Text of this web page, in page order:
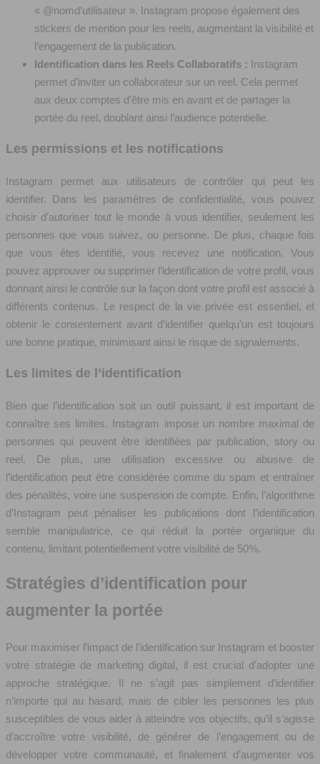
« @nomd’utilisateur ». Instagram propose également des
stickers de mention pour les reels, augmentant la visibilité et
l’engagement de la publication.
Identification dans les Reels Collaboratifs : Instagram
permet d’inviter un collaborateur sur un reel. Cela permet
aux deux comptes d’être mis en avant et de partager la
portée du reel, doublant ainsi l’audience potentielle.
Les permissions et les notifications
Instagram permet aux utilisateurs de contrôler qui peut les
identifier. Dans les paramètres de confidentialité, vous pouvez
choisir d’autoriser tout le monde à vous identifier, seulement les
personnes que vous suivez, ou personne. De plus, chaque fois
que vous êtes identifié, vous recevez une notification. Vous
pouvez approuver ou supprimer l’identification de votre profil, vous
donnant ainsi le contrôle sur la façon dont votre profil est associé à
différents contenus. Le respect de la vie privée est essentiel, et
obtenir le consentement avant d’identifier quelqu’un est toujours
une bonne pratique, minimisant ainsi le risque de signalements.
Les limites de l’identification
Bien que l’identification soit un outil puissant, il est important de
connaître ses limites. Instagram impose un nombre maximal de
personnes qui peuvent être identifiées par publication, story ou
reel. De plus, une utilisation excessive ou abusive de
l’identification peut être considérée comme du spam et entraîner
des pénalités, voire une suspension de compte. Enfin, l’algorithme
d’Instagram peut pénaliser les publications dont l’identification
semble manipulatrice, ce qui réduit la portée organique du
contenu, limitant potentiellement votre visibilité de 50%.
Stratégies d’identification pour
augmenter la portée
Pour maximiser l’impact de l’identification sur Instagram et booster
votre stratégie de marketing digital, il est crucial d’adopter une
approche stratégique. Il ne s’agit pas simplement d’identifier
n’importe qui au hasard, mais de cibler les personnes les plus
susceptibles de vous aider à atteindre vos objectifs, qu’il s’agisse
d’accroître votre visibilité, de générer de l’engagement ou de
développer votre communauté, et finalement d’augmenter vos